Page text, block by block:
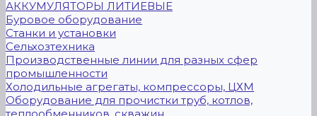
АККУМУЛЯТОРЫ ЛИТИЕВЫЕ
Буровое оборудование
Станки и установки
Сельхозтехника
Производственные линии для разных сфер
промышленности
Холодильные агрегаты, компрессоры, ЦХМ
Оборудование для прочистки труб, котлов,